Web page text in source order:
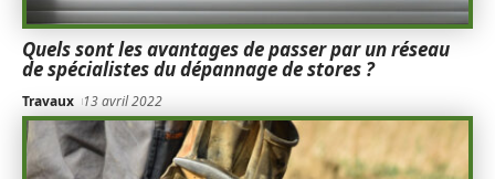
Quels sont les avantages de passer par un réseau
de spécialistes du dépannage de stores ?
Travaux 13 avril 2022